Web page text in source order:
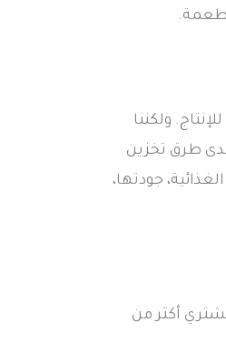
ولكننا
طرق تخزين
جودتها،
أكثر من